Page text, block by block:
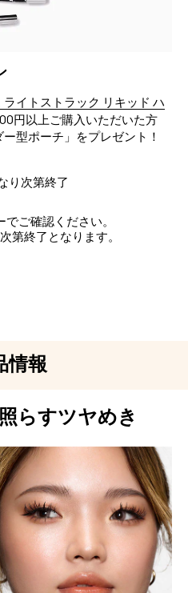
イトストラック リキッド ハ
円以上ご購入いただいた方
型ポーチ」をプレゼント！
り次第終了
ご確認ください。
第終了となります。
情報
らすツヤめき